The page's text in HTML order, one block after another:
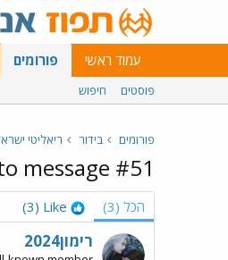
עמוד ראשי פורומים
פוסטים חיפוש
פורומים בידור ריאליטי
message #51
הכל (3)
Like
(3)
רימון2024